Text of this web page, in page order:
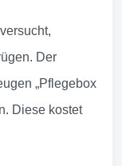
Der
„Pflegebox
Diese kostet